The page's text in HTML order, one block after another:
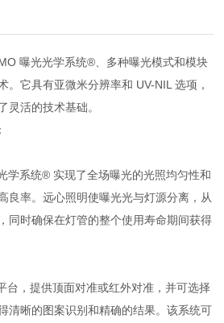
曝光光学系统®、多种曝光模式和模块
。它具有亚微米分辨率和 UV-NIL 选项，
灵活的技术基础。
学系统® 实现了全场曝光的光照均匀性和
良率。远心照明使曝光光与灯源分离，从
同时确保在灯管的整个使用寿命期间获得
灵活性
台，提供顶面对准或红外对准，并可选择
清晰的图案识别和精确的结果。该系统可